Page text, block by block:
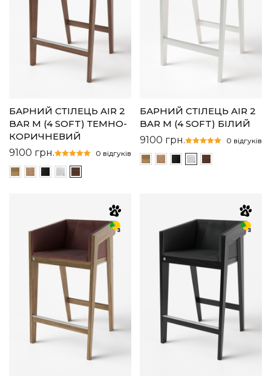
БАРНИЙ СТІЛЕЦЬ AIR 2
BAR M (4 SOFT) ТЕМНО-
КОРИЧНЕВИЙ
9100 грн. 0 відгуків
БАРНИЙ СТІЛЕЦЬ AIR 2
BAR M (4 SOFT) БІЛИЙ
9100 грн. 0 відгуків